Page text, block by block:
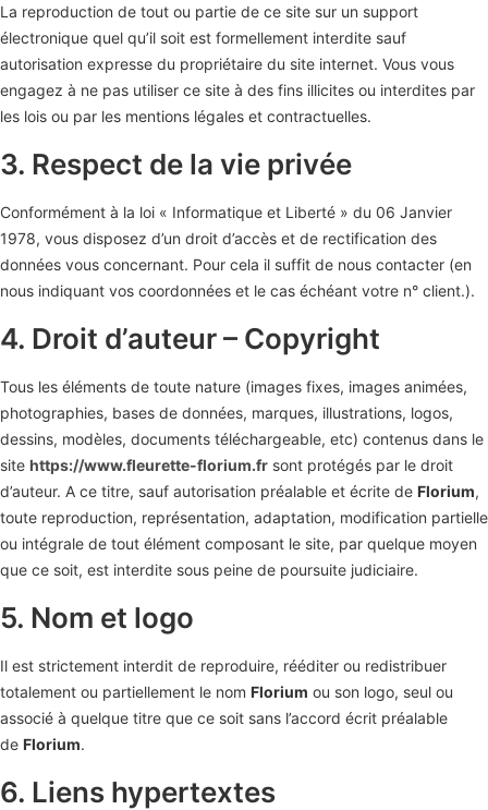
La reproduction de tout ou partie de ce site sur un support
électronique quel qu’il soit est formellement interdite sauf
autorisation expresse du propriétaire du site internet. Vous vous
engagez à ne pas utiliser ce site à des fins illicites ou interdites par
les lois ou par les mentions légales et contractuelles.
3. Respect de la vie privée
Conformément à la loi « Informatique et Liberté » du 06 Janvier
1978, vous disposez d’un droit d’accès et de rectification des
données vous concernant. Pour cela il suffit de nous contacter (en
nous indiquant vos coordonnées et le cas échéant votre n° client.).
4. Droit d’auteur – Copyright
Tous les éléments de toute nature (images fixes, images animées,
photographies, bases de données, marques, illustrations, logos,
dessins, modèles, documents téléchargeable, etc) contenus dans le
site https://www.fleurette-florium.fr sont protégés par le droit
d’auteur. A ce titre, sauf autorisation préalable et écrite de Florium,
toute reproduction, représentation, adaptation, modification partielle
ou intégrale de tout élément composant le site, par quelque moyen
que ce soit, est interdite sous peine de poursuite judiciaire.
5. Nom et logo
Il est strictement interdit de reproduire, rééditer ou redistribuer
totalement ou partiellement le nom Florium ou son logo, seul ou
associé à quelque titre que ce soit sans l’accord écrit préalable
de Florium.
6. Liens hypertextes